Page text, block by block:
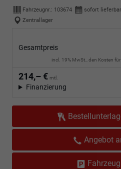
Fahrzeugnr.: 103674 sofort lieferbar
Zentrallager
Gesamtpreis
incl. 19% MwSt., den Kosten
214,– € mtl.
Finanzierung
Angebot